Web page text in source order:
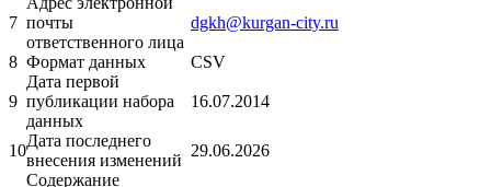
7 почты
ответственного лица
dgkh@kurgan-city.ru
8 Формат данных CSV
9
Дата первой
публикации набора
данных
16.07.2014
10
Дата последнего
внесения изменений
29.06.2026
Содержание